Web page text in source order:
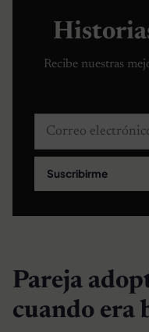
Recibe nuestras
Correo electrónico
Suscribirme
Pareja
cuando era